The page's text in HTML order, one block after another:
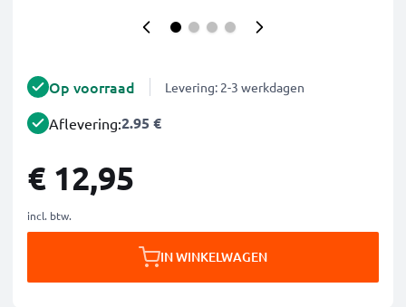
Op voorraad Levering: 2-3 werkdagen
Aflevering:2.95 €
€ 12,95
incl. btw.
IN WINKELWAGEN